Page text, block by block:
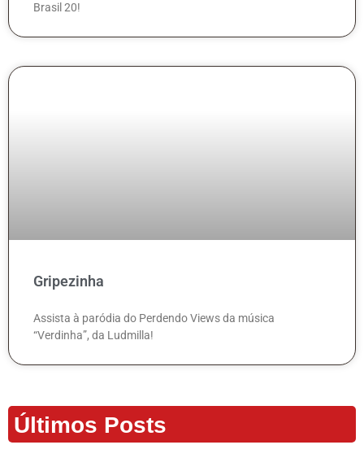
Brasil 20!
Gripezinha
Assista à paródia do Perdendo Views da música
“Verdinha”, da Ludmilla!
Últimos Posts